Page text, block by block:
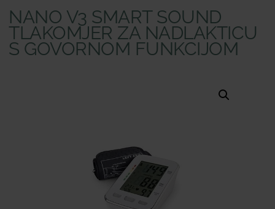
NANO V3 SMART SOUND
TLAKOMJER ZA NADLAKTICU
S GOVORNOM FUNKCIJOM